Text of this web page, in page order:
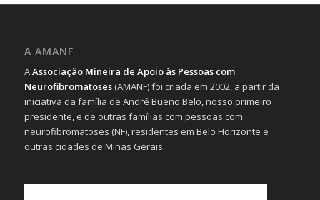
A AMANF
AAssociação Mineira de Apoio às Pessoas com
Neurofibromatoses(AMANF) foi criada em 2002, a partir da
iniciativa da família de André Bueno Belo, nosso primeiro
presidente, e de outras famílias com pessoas com
neurofibromatoses (NF), residentes em Belo Horizonte e
outras cidades de Minas Gerais.